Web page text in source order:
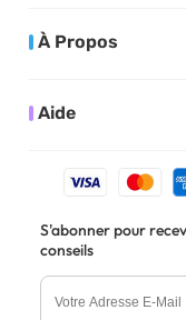
À Propos
Aide
S'abonner pour
conseils